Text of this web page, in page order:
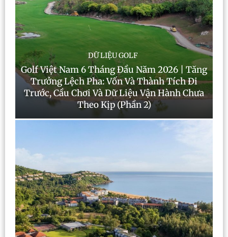
DỮ LIỆU GOLF
Golf Việt Nam 6 Tháng Đầu Năm 2026 | Tăng
Trưởng Lệch Pha: Vốn Và Thành Tích Đi
Trước, Cầu Chơi Và Dữ Liệu Vận Hành Chưa
Theo Kịp (Phần 2)